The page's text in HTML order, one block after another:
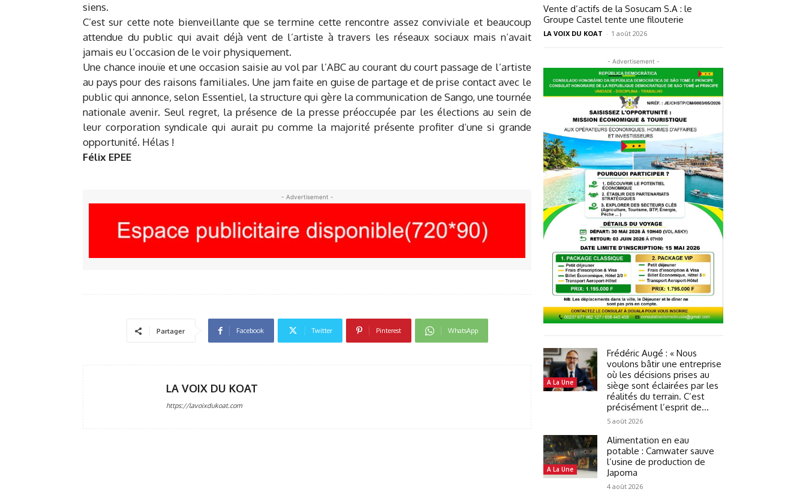
siens.
C’est sur cette note bienveillante que se termine cette rencontre assez conviviale et beaucoup
attendue du public qui avait déjà vent de l’artiste à travers les réseaux sociaux mais n’avait
jamais eu l’occasion de le voir physiquement.
Une chance inouïe et une occasion saisie au vol par l’ABC au courant du court passage de l’artiste
au pays pour des raisons familiales. Une jam faite en guise de partage et de prise contact avec le
public qui annonce, selon Essentiel, la structure qui gère la communication de Sango, une tournée
nationale avenir. Seul regret, la présence de la presse préoccupée par les élections au sein de
leur corporation syndicale qui aurait pu comme la majorité présente profiter d’une si grande
opportunité. Hélas !
Félix EPEE
- Advertisement -
Partager Facebook Twitter Pinterest WhatsApp
LA VOIX DU KOAT
https://lavoixdukoat.com
Vente d’actifs de la Sosucam S.A : le
Groupe Castel tente une filouterie
LA VOIX DU KOAT - 1 août 2026
- Advertisement -
A La Une
Frédéric Augé : « Nous
voulons bâtir une entreprise
où les décisions prises au
siège sont éclairées par les
réalités du terrain. C’est
précisément l’esprit de...
5 août 2026
A La Une
Alimentation en eau
potable : Camwater sauve
l’usine de production de
Japoma
4 août 2026